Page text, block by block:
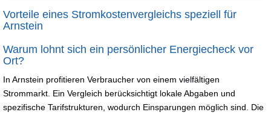
Vorteile eines Stromkostenvergleichs speziell für
Arnstein
Warum lohnt sich ein persönlicher Energiecheck vor
Ort?
In Arnstein profitieren Verbraucher von einem vielfältigen
Strommarkt. Ein Vergleich berücksichtigt lokale Abgaben und
spezifische Tarifstrukturen, wodurch Einsparungen möglich sind. Die